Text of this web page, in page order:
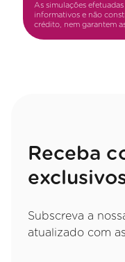
As simulações
informativos e não
crédito, nem garantem
Receba
Subscreva a
atualizado com